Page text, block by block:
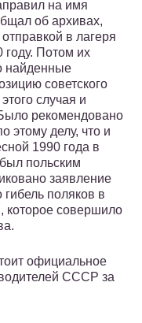
на имя
об архивах,
в лагеря
году. Потом их
найденные
советского
случая и
рекомендовано
этому делу, что и
1990 года в
польским
заявление
поляков в
которое совершило
официальное
СССР за